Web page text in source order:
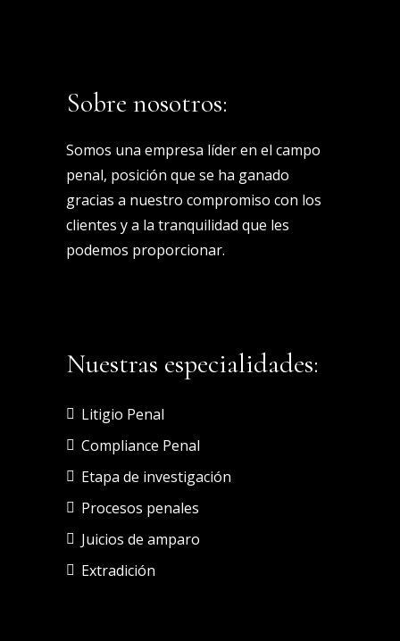
Sobre nosotros:
Somos una empresa líder en el campo
penal, posición que se ha ganado
gracias a nuestro compromiso con los
clientes y a la tranquilidad que les
podemos proporcionar.
Nuestras especialidades:
Litigio Penal
Compliance Penal
Etapa de investigación
Procesos penales
Juicios de amparo
Extradición